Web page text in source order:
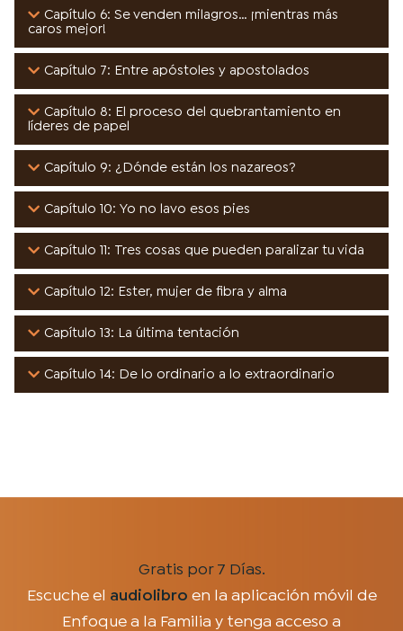
Capítulo 6: Se venden milagros… ¡mientras más
caros mejor!
Capítulo 7: Entre apóstoles y apostolados
Capítulo 8: El proceso del quebrantamiento en
líderes de papel
Capítulo 9: ¿Dónde están los nazareos?
Capítulo 10: Yo no lavo esos pies
Capítulo 11: Tres cosas que pueden paralizar tu vida
Capítulo 12: Ester, mujer de fibra y alma
Capítulo 13: La última tentación
Capítulo 14: De lo ordinario a lo extraordinario
Gratis por 7 Días.
Escuche el audiolibro en la aplicación móvil de
Enfoque a la Familia y tenga acceso a